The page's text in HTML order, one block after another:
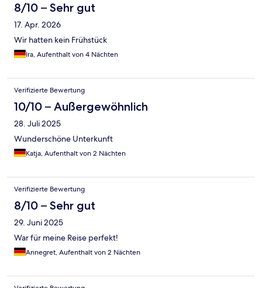
8/10 – Sehr gut
17. Apr. 2026
Wir hatten kein Frühstück
Ira, Aufenthalt von 4 Nächten
Verifizierte Bewertung
10/10 – Außergewöhnlich
28. Juli 2025
Wunderschöne Unterkunft
Katja, Aufenthalt von 2 Nächten
Verifizierte Bewertung
8/10 – Sehr gut
29. Juni 2025
War für meine Reise perfekt!
Annegret, Aufenthalt von 2 Nächten